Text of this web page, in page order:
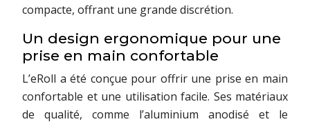
compacte, offrant une grande discrétion.
Un design ergonomique pour une
prise en main confortable
L’eRoll a été conçue pour offrir une prise en main
confortable et une utilisation facile. Ses matériaux
de qualité, comme l’aluminium anodisé et le